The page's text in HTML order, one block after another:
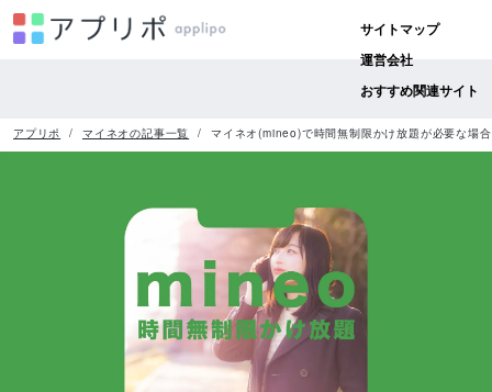
サイトマップ
運営会社
おすすめ関連サイト
アプリポ マイネオの記事一覧 マイネオ(mineo)で時間無制限かけ放題が必要な場